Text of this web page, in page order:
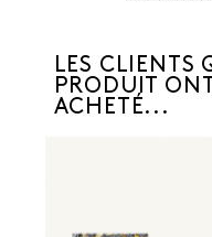
LES CLIENTS
PRODUIT
ACHETÉ...